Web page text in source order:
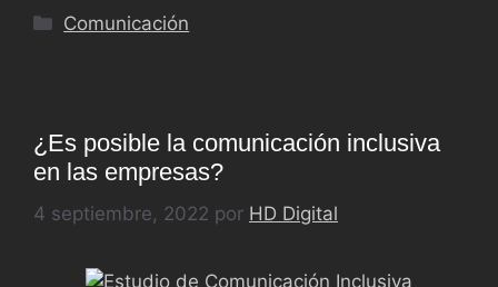
Comunicación
¿Es posible la comunicación inclusiva
en las empresas?
4 septiembre, 2022 por HD Digital